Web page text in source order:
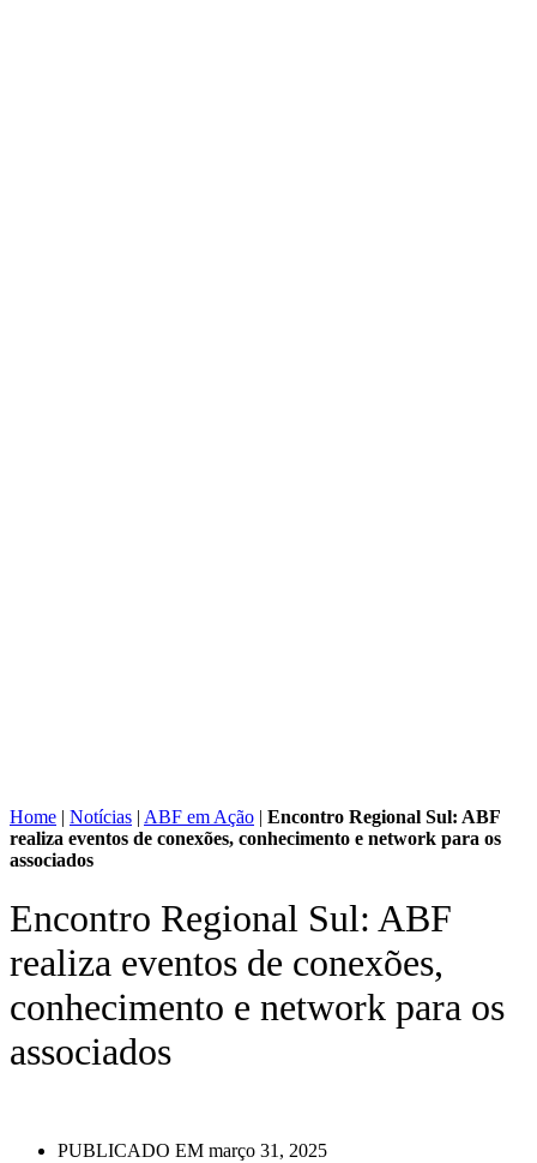
Home | Notícias | ABF em Ação | Encontro Regional Sul: ABF
realiza eventos de conexões, conhecimento e network para os
associados
Encontro Regional Sul: ABF
realiza eventos de conexões,
conhecimento e network para os
associados
PUBLICADO EM março 31, 2025